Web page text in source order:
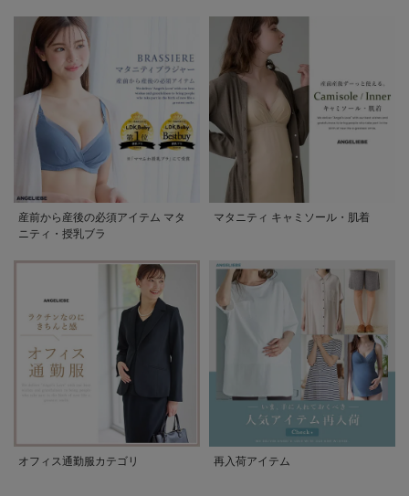
産前から産後の必須アイテム マタ
ニティ・授乳ブラ
マタニティ キャミソール・肌着
オフィス通勤服カテゴリ 再入荷アイテム